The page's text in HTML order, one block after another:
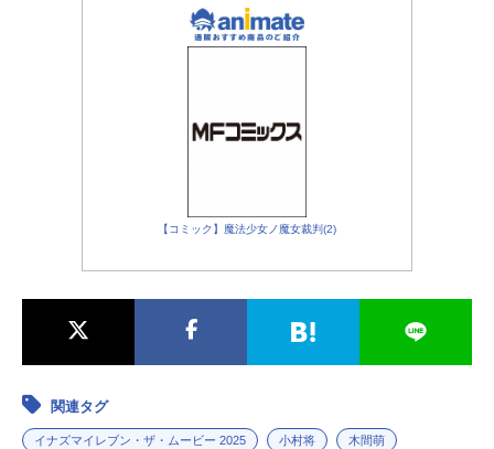
【コミック】魔法少女ノ魔女裁判(2)
関連タグ
イナズマイレブン・ザ・ムービー 2025 小村将 木間萌